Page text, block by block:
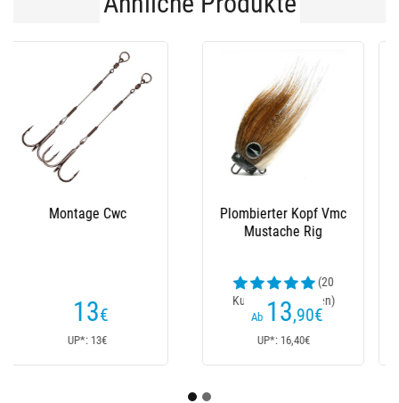
Jigkopf Vmc
24
UP*: 26,90€
Montage Bkk Bb
Trigger 21 Uvo
Ab 12,50
UP*: 15€